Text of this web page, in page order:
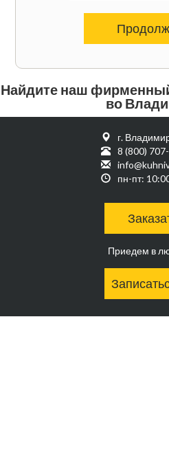
Найдите наш
во
г.
8 (800)
пн-пт:
Приедем в